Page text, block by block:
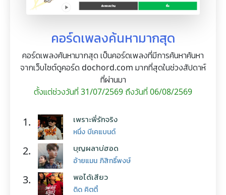
คอร์ดเพลงค้นหามากสุด
คอร์ดเพลงค้นหามากสุด เป็นคอร์ดเพลงที่มีการค้นหาค้นหา
จากเว็บไซต์ดูคอร์ด dochord.com มากที่สุดในช่วงสัปดาห์
ที่ผ่านมา
ตั้งแต่ช่วงวันที่ 31/07/2569 ถึงวันที่ 06/08/2569
1. เพราะพี่รักจริง
หนึ่ง บีเคแบนด์
2. บุญผลาบ่ฮอด
อ้ายแมน ภิสิทธิ์พงษ์
3. พอได้เสียว
ดิด คิตตี้